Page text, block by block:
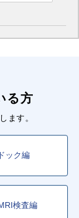
る方
ます。
ック編
検査編